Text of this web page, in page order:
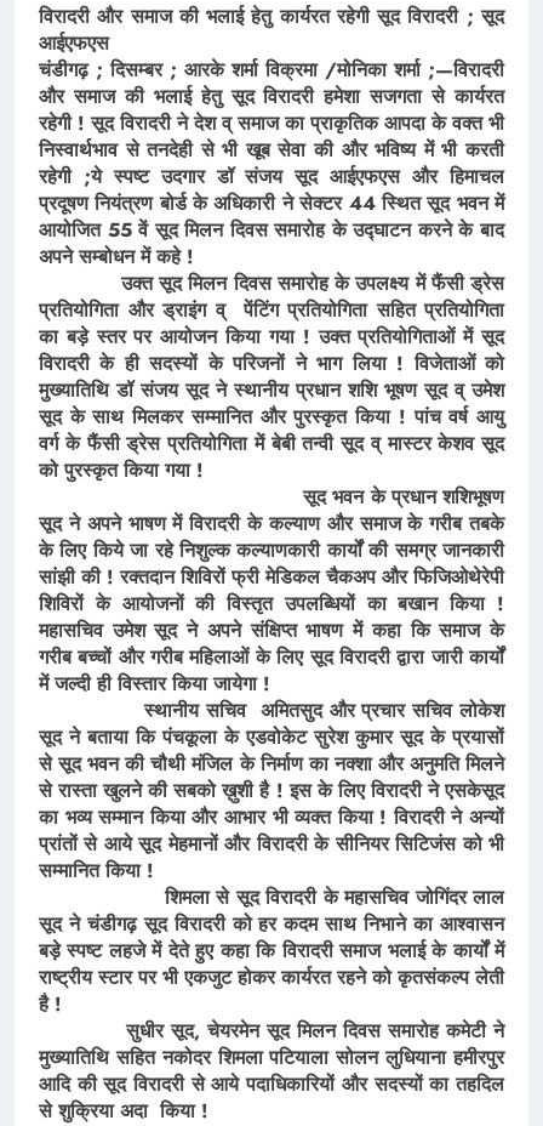
विरादरी और समाज की भलाई हेतु कार्यरत रहेगी सूद विरादरी ; सूद
आईएफएस
चंडीगढ़ ; दिसम्बर ; आरके शर्मा विक्रमा /मोनिका शर्मा ;—विरादरी
और समाज की भलाई हेतु सूद विरादरी हमेशा सजगता से कार्यरत
रहेगी ! सूद विरादरी ने देश व् समाज का प्राकृतिक आपदा के वक्त भी
निस्वार्थभाव से तनदेही से भी खूब सेवा की और भविष्य में भी करती
रहेगी ;ये स्पष्ट उदगार डॉ संजय सूद आईएफएस और हिमाचल
प्रदूषण नियंत्रण बोर्ड के अधिकारी ने सेक्टर 44 स्थित सूद भवन में
आयोजित 55 वें सूद मिलन दिवस समारोह के उद्घाटन करने के बाद
अपने सम्बोधन में कहे !
उक्त सूद मिलन दिवस समारोह के उपलक्ष्य में फैंसी ड्रेस
प्रतियोगिता और ड्राइंग व् पेंटिंग प्रतियोगिता सहित प्रतियोगिता
का बड़े स्तर पर आयोजन किया गया ! उक्त प्रतियोगिताओं में सूद
विरादरी के ही सदस्यों के परिजनों ने भाग लिया ! विजेताओं को
मुख्यातिथि डॉ संजय सूद ने स्थानीय प्रधान शशि भूषण सूद व् उमेश
सूद के साथ मिलकर सम्मानित और पुरस्कृत किया ! पांच वर्ष आयु
वर्ग के फैंसी ड्रेस प्रतियोगिता में बेबी तन्वी सूद व् मास्टर केशव सूद
को पुरस्कृत किया गया !
सूद भवन के प्रधान शशिभूषण
सूद ने अपने भाषण में विरादरी के कल्याण और समाज के गरीब तबके
के लिए किये जा रहे निशुल्क कल्याणकारी कार्यों की समग्र जानकारी
सांझी की ! रक्तदान शिविरों फ्री मेडिकल चैकअप और फिजिओथेरेपी
शिविरों के आयोजनों की विस्तृत उपलब्धियों का बखान किया !
महासचिव उमेश सूद ने अपने संक्षिप्त भाषण में कहा कि समाज के
गरीब बच्चों और गरीब महिलाओं के लिए सूद विरादरी द्वारा जारी कार्यों
में जल्दी ही विस्तार किया जायेगा !
स्थानीय सचिव अमितसुद और प्रचार सचिव लोकेश
सूद ने बताया कि पंचकूला के एडवोकेट सुरेश कुमार सूद के प्रयासों
से सूद भवन की चौथी मंजिल के निर्माण का नक्शा और अनुमति मिलने
से रास्ता खुलने की सबको ख़ुशी है ! इस के लिए विरादरी ने एसकेसूद
का भव्य सम्मान किया और आभार भी व्यक्त किया ! विरादरी ने अन्यों
प्रांतों से आये सूद मेहमानों और विरादरी के सीनियर सिटिजंस को भी
सम्मानित किया !
शिमला से सूद विरादरी के महासचिव जोगिंदर लाल
सूद ने चंडीगढ़ सूद विरादरी को हर कदम साथ निभाने का आश्वासन
बड़े स्पष्ट लहजे में देते हुए कहा कि विरादरी समाज भलाई के कार्यों में
राष्ट्रीय स्टार पर भी एकजुट होकर कार्यरत रहने को कृतसंकल्प लेती
है !
सुधीर सूद, चेयरमेन सूद मिलन दिवस समारोह कमेटी ने
मुख्यातिथि सहित नकोदर शिमला पटियाला सोलन लुधियाना हमीरपुर
आदि की सूद विरादरी से आये पदाधिकारियों और सदस्यों का तहदिल
से शुक्रिया अदा किया !